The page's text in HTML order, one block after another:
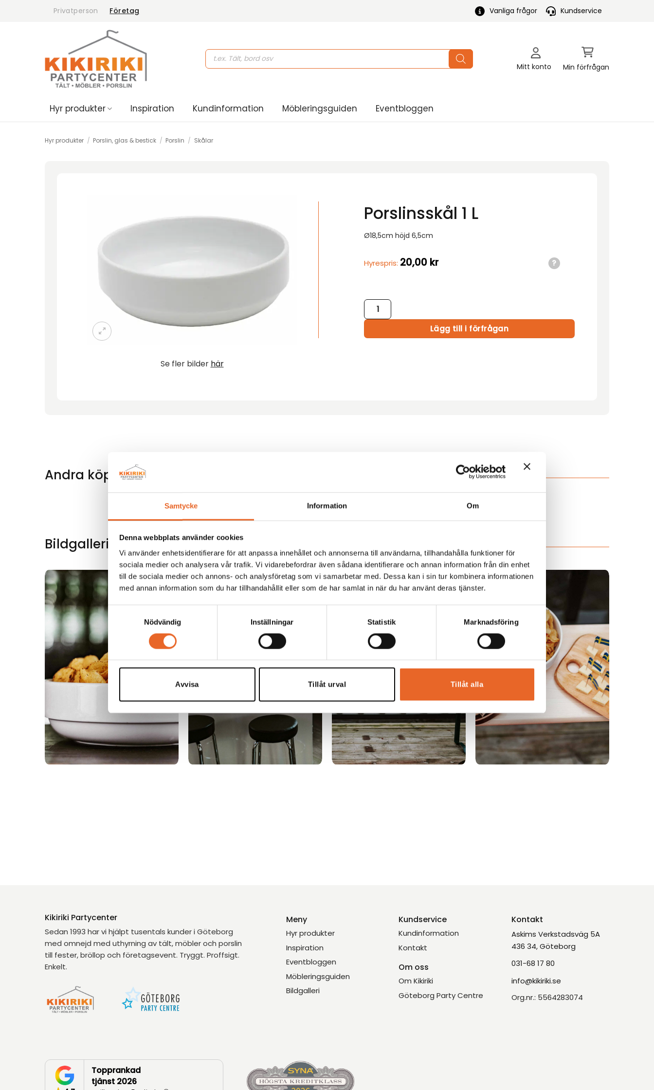
Samtycke Information Om
Denna webbplats använder cookies
Vi använder enhetsidentifierare för att anpassa innehållet och annonserna till användarna, tillhandahålla funktioner för
sociala medier och analysera vår trafik. Vi vidarebefordrar även sådana identifierare och annan information från din enhet
till de sociala medier och annons- och analysföretag som vi samarbetar med. Dessa kan i sin tur kombinera informationen
med annan information som du har tillhandahållit eller som de har samlat in när du har använt deras tjänster.
Samtyckesval
Nödvändig
Inställningar Statistik Marknadsföring
Avvisa Tillåt urval Tillåt alla
Privatperson Företag Vanliga frågor Kundservice
Products
search
Mitt konto Min förfrågan
Hyr produkter Inspiration Kundinformation Möbleringsguiden Eventbloggen
Hyr produkter / Porslin, glas & bestick / Porslin / Skålar
Se fler bilder här
Porslinsskål 1 L
Ø18,5cm höjd 6,5cm
Hyrespris: 20,00 kr
Porslinsskål 1 L mängd
Lägg till i förfrågan
Andra köpte även till
Bildgalleri för denna produkt
Kikiriki Partycenter
Sedan 1993 har vi hjälpt tusentals kunder i Göteborg
med omnejd med uthyrning av tält, möbler och porslin
till fester, bröllop och företagsevent. Tryggt. Proffsigt.
Enkelt.
Meny
Hyr produkter
Inspiration
Eventbloggen
Möbleringsguiden
Bildgalleri
Kundservice
Kundinformation
Kontakt
Om oss
Om Kikiriki
Göteborg Party Centre
Kontakt
Askims Verkstadsväg 5A
436 34, Göteborg
031-68 17 80
info@kikiriki.se
Org.nr.: 5564283074
Topprankad
tjänst 2026